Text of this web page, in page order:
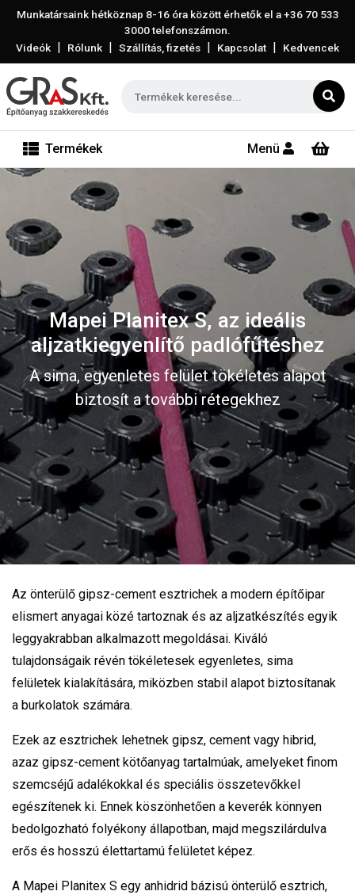
Munkatársaink hétköznap 8-16 óra között érhetők el a+36 70 533
3000telefonszámon.
Videók | Rólunk | Szállítás, fizetés | Kapcsolat | Kedvencek
Termékek Menü
Mapei Planitex S, az ideális
aljzatkiegyenlítő padlófűtéshez
A sima, egyenletes felület tökéletes alapot
biztosít a további rétegekhez
Az önterülő gipsz-cement esztrichek a modern építőipar
elismert anyagai közé tartoznak és az aljzatkészítés egyik
leggyakrabban alkalmazott megoldásai. Kiváló
tulajdonságaik révén tökéletesek egyenletes, sima
felületek kialakítására, miközben stabil alapot biztosítanak
a burkolatok számára.
Ezek az esztrichek lehetnek gipsz, cement vagy hibrid,
azaz gipsz-cement kötőanyag tartalmúak, amelyeket finom
szemcséjű adalékokkal és speciális összetevőkkel
egészítenek ki. Ennek köszönhetően a keverék könnyen
bedolgozható folyékony állapotban, majd megszilárdulva
erős és hosszú élettartamú felületet képez.
A Mapei Planitex S egy anhidrid bázisú önterülő esztrich,